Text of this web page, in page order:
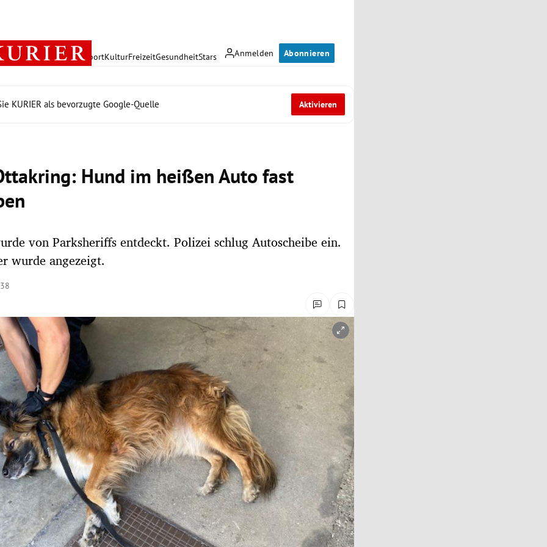
Anmelden Abonnieren
PolitikWirtschaft SportKulturFreizeitGesundheitStars
KURIER als bevorzugte Google-Quelle Aktivieren
Hund im heißen Auto fast
von Parksheriffs entdeckt. Polizei schlug Autoscheibe ein.
wurde angezeigt.
öffnen/schließen